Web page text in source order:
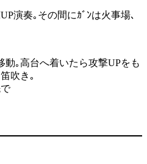
演奏｡その間にｶﾞﾝは火事場､
｡高台へ着いたら攻撃UPをも
吹き｡